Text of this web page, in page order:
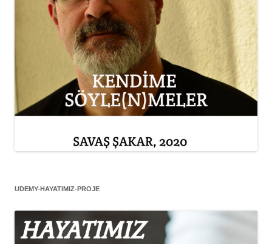
UDEMY-HAYATIMIZ-PROJE